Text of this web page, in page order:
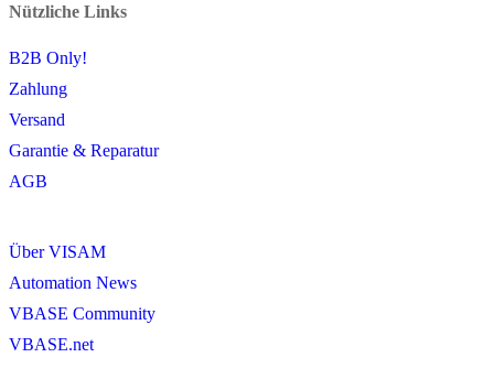
Nützliche Links
B2B Only!
Zahlung
Versand
Garantie & Reparatur
AGB
Über VISAM
Automation News
VBASE Community
VBASE.net